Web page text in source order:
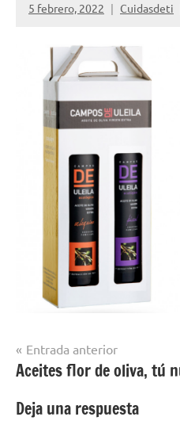
5 febrero, 2022 Cuidasdeti
Navegación
de
entradas
Entrada anterior
Aceites flor de oliva, tú
Deja una respuesta